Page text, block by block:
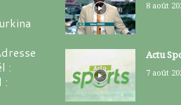
:
:
8 août
Actu
7 août